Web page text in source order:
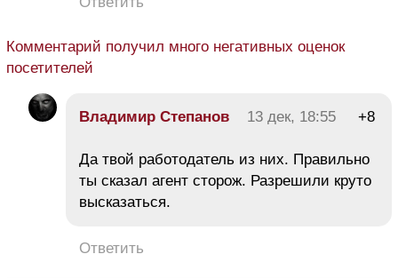
Комментарий получил много негативных оценок
посетителей
Владимир Степанов 13 дек, 18:55 +8
Да твой работодатель из них. Правильно
ты сказал агент сторож. Разрешили круто
высказаться.
Ответить